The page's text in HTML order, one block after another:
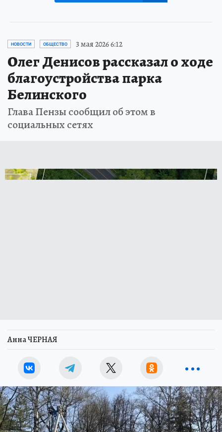
НОВОСТИ ОБЩЕСТВО 3 мая 2026 6:12
Олег Денисов рассказал о ходе
благоустройства парка
Белинского
Глава Пензы сообщил об этом в
социальных сетях
Анна ЧЕРНАЯ